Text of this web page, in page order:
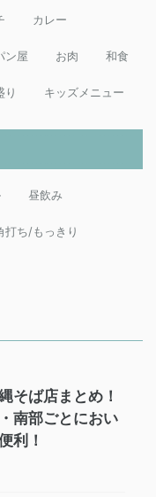
カレー
ン屋 お肉 和食
り キッズメニュー
昼飲み
打ち/もっきり
そば店まとめ！
南部ごとにおい
利！